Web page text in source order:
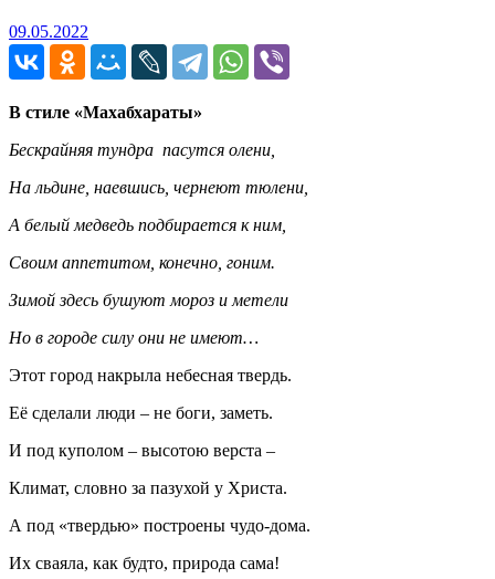
09.05.2022
В стиле «Махабхараты»
Бескрайняя тундра пасутся олени,
На льдине, наевшись, чернеют тюлени,
А белый медведь подбирается к ним,
Своим аппетитом, конечно, гоним.
Зимой здесь бушуют мороз и метели
Но в городе силу они не имеют…
Этот город накрыла небесная твердь.
Её сделали люди – не боги, заметь.
И под куполом – высотою верста –
Климат, словно за пазухой у Христа.
А под «твердью» построены чудо-дома.
Их сваяла, как будто, природа сама!